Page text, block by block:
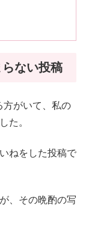
ない投稿
方がいて、私の
た。
ねをした投稿で
、その晩酌の写